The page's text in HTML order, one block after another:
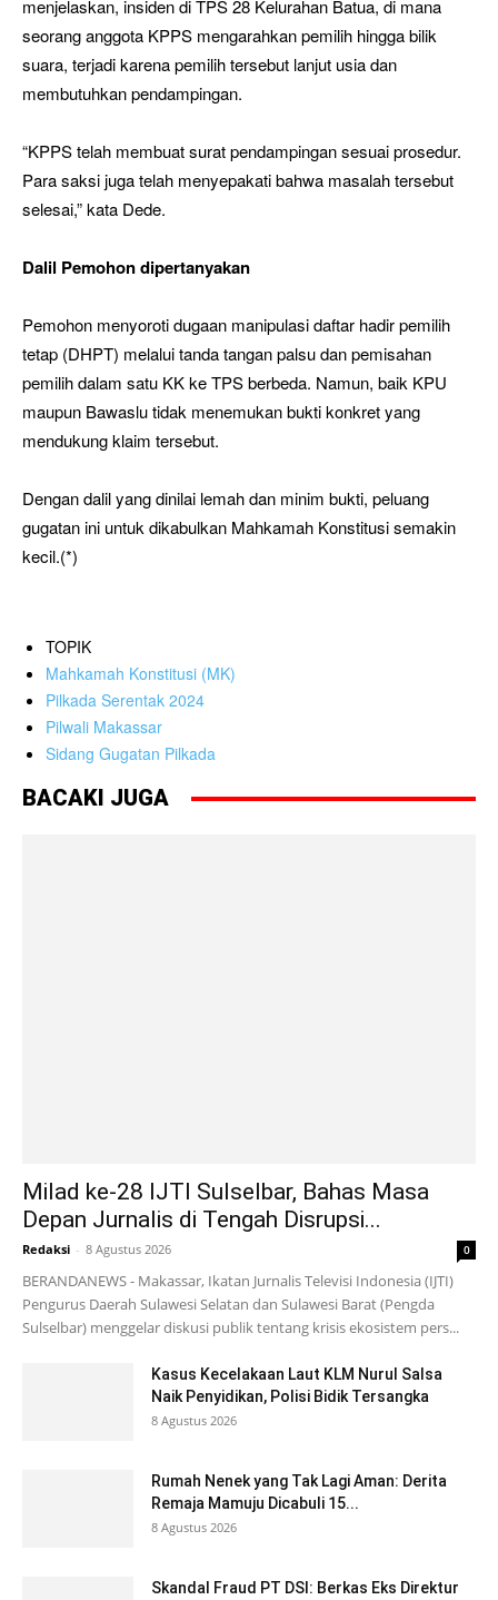
menjelaskan, insiden di TPS 28 Kelurahan Batua, di mana
seorang anggota KPPS mengarahkan pemilih hingga bilik
suara, terjadi karena pemilih tersebut lanjut usia dan
membutuhkan pendampingan.
“KPPS telah membuat surat pendampingan sesuai prosedur.
Para saksi juga telah menyepakati bahwa masalah tersebut
selesai,” kata Dede.
Dalil Pemohon dipertanyakan
Pemohon menyoroti dugaan manipulasi daftar hadir pemilih
tetap (DHPT) melalui tanda tangan palsu dan pemisahan
pemilih dalam satu KK ke TPS berbeda. Namun, baik KPU
maupun Bawaslu tidak menemukan bukti konkret yang
mendukung klaim tersebut.
Dengan dalil yang dinilai lemah dan minim bukti, peluang
gugatan ini untuk dikabulkan Mahkamah Konstitusi semakin
kecil.(*)
TOPIK
Mahkamah Konstitusi (MK)
Pilkada Serentak 2024
Pilwali Makassar
Sidang Gugatan Pilkada
BACAKI JUGA
Milad ke-28 IJTI Sulselbar, Bahas Masa
Depan Jurnalis di Tengah Disrupsi...
Redaksi - 8 Agustus 2026 0
BERANDANEWS - Makassar, Ikatan Jurnalis Televisi Indonesia (IJTI)
Pengurus Daerah Sulawesi Selatan dan Sulawesi Barat (Pengda
Sulselbar) menggelar diskusi publik tentang krisis ekosistem pers...
Kasus Kecelakaan Laut KLM Nurul Salsa
Naik Penyidikan, Polisi Bidik Tersangka
8 Agustus 2026
Rumah Nenek yang Tak Lagi Aman: Derita
Remaja Mamuju Dicabuli 15...
8 Agustus 2026
Skandal Fraud PT DSI: Berkas Eks Direktur